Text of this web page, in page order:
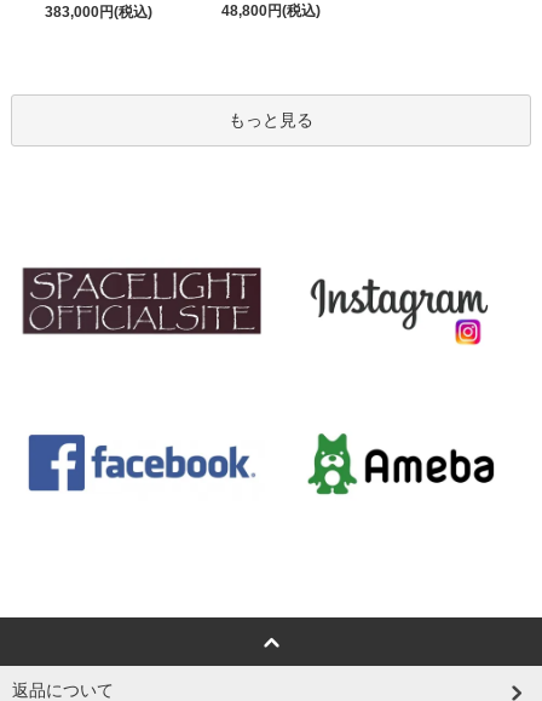
383,000円(税込)
48,800円(税込)
もっと見る
返品について